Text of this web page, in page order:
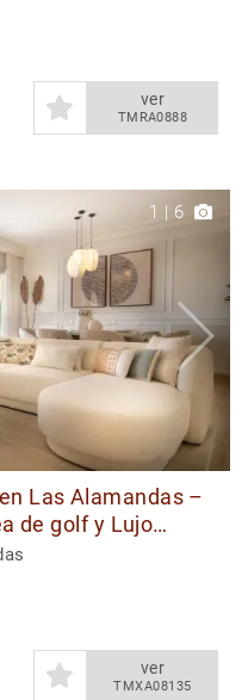
ver
TMRA0888
1 6
Las Alamandas –
de golf y Lujo
ver
TMXA08135